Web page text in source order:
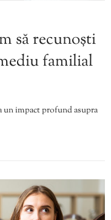
să recunoști
familial
impact profund asupra